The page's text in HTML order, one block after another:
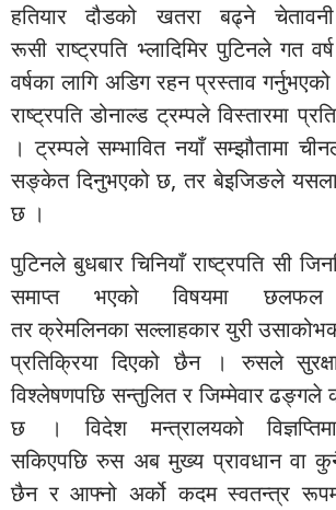
हतियार दौडको खतरा बढ्ने
रूसीराष्ट्रपति भ्लादिमिरपुटिनले गत
वर्षका लागि अडिग रहन प्रस्ताव
राष्ट्रपतिडोनाल्ड ट्रम्पलेविस्तारमा
।ट्रम्पलेसम्भावित नयाँ सम्झौतामा
सङ्केत दिनुभएको छ, तरबेइजिङले
छ ।
पुटिनलेबुधबार चिनियाँ राष्ट्रपति सी
समाप्त भएको विषयमा
तरक्रेमलिनकासल्लाहकारयुरी
प्रतिक्रिया दिएको छैन ।रुसले
विश्लेषणपछि सन्तुलित र जिम्मेवार ढङ्गले
छ । विदेश मन्त्रालयको
सकिएपछिरुसअब मुख्य प्रावधान वा कुनै
छैन र आफ्नो अर्को कदम स्वतन्त्र